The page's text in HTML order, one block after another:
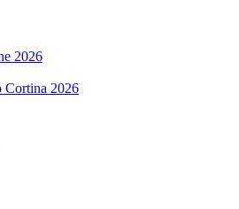
2026
2026